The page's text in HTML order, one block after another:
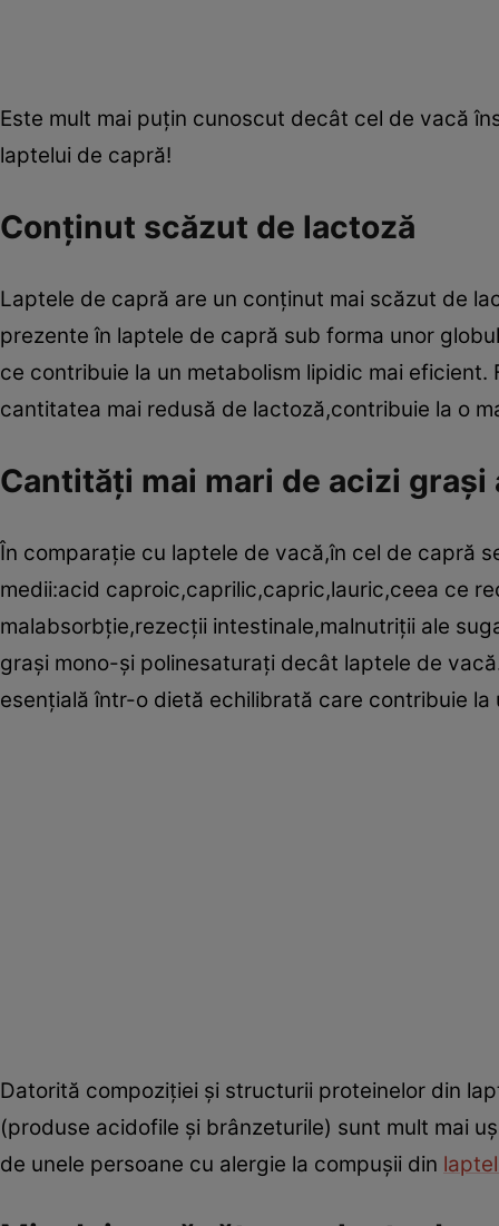
Este mult mai puţin cunoscut decât cel de vacă
laptelui de capră!
Conţinut scăzut de lactoză
Laptele de capră are un conţinut mai scăzut de
prezente în laptele de capră sub forma unor
ce contribuie la un metabolism lipidic mai
cantitatea mai redusă de lactoză,contribuie la o
Cantităţi mai mari de acizi graşi
În comparaţie cu laptele de vacă,în cel de capră
medii:acid caproic,caprilic,capric,lauric,ceea ce
malabsorbţie,rezecţii intestinale,malnutriţii ale
graşi mono-şi polinesaturaţi decât laptele de
esenţială într-o dietă echilibrată care contribuie la
Datorită compoziţiei şi structurii proteinelor din
(produse acidofile şi brânzeturile) sunt mult mai
de unele persoane cu alergie la compuşii din